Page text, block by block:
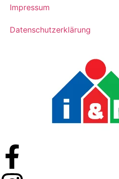
Impressum
Datenschutzerklärung